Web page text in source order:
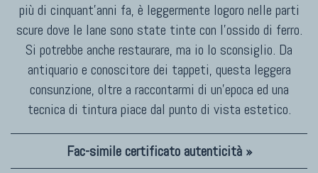
più di cinquant'anni fa, è leggermente logoro nelle parti
scure dove le lane sono state tinte con l'ossido di ferro.
Si potrebbe anche restaurare, ma io lo sconsiglio. Da
antiquario e conoscitore dei tappeti, questa leggera
consunzione, oltre a raccontarmi di un'epoca ed una
tecnica di tintura piace dal punto di vista estetico.
Fac-simile certificato autenticità »